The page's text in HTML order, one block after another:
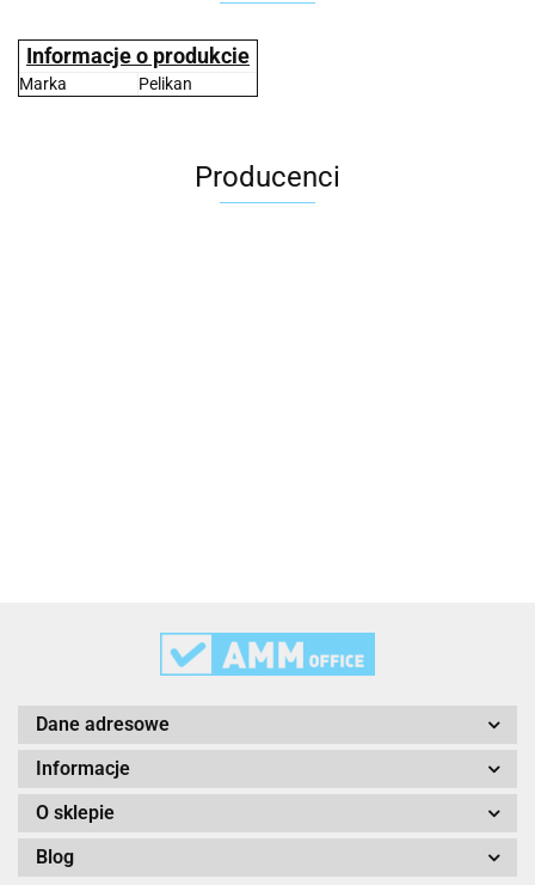
Informacje o produkcie
Marka Pelikan
Producenci
Dane adresowe
Informacje
O sklepie
Blog